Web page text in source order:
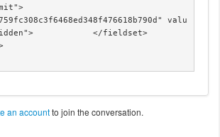
valu
</fieldset>
an accountto join the conversation.